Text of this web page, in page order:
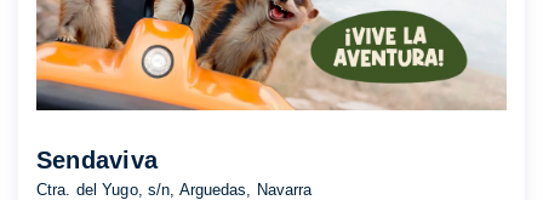
Sendaviva
Ctra. del Yugo, s/n, Arguedas, Navarra